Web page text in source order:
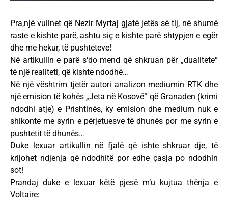
Pra,një vullnet që Nezir Myrtaj gjatë jetës së tij, në shumë
raste e kishte parë, ashtu siç e kishte parë shtypjen e egër
dhe me hekur, të pushteteve!
Në artikullin e parë s‘do mend që shkruan për „dualitete“
të një realiteti, që kishte ndodhë…
Në një vështrim tjetër autori analizon mediumin RTK dhe
një emision të kohës „Jeta në Kosovë“ që Granaden (krimi
ndodhi atje) e Prishtinës, ky emision dhe medium nuk e
shikonte me syrin e përjetuesve të dhunës por me syrin e
pushtetit të dhunës…
Duke lexuar artikullin në fjalë që ishte shkruar dje, të
krijohet ndjenja që ndodhitë por edhe çasja po ndodhin
sot!
Prandaj duke e lexuar këtë pjesë m‘u kujtua thënja e
Voltaire: